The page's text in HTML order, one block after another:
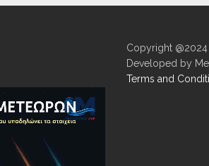
Copyright
Developed by
Terms and